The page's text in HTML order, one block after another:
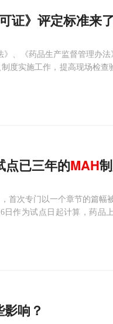
证》评定标准来了
》、《药品生产监督管理办
度实施工作，提高现场检查
点已三年的MAH
首次专门以一个章节的篇幅
日作为试点日起计算，药品
响？